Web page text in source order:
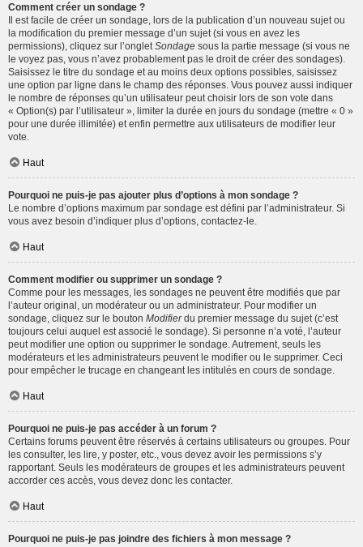
Comment créer un sondage ?
Il est facile de créer un sondage, lors de la publication d’un nouveau sujet ou
la modification du premier message d’un sujet (si vous en avez les
permissions), cliquez sur l’onglet Sondage sous la partie message (si vous ne
le voyez pas, vous n’avez probablement pas le droit de créer des sondages).
Saisissez le titre du sondage et au moins deux options possibles, saisissez
une option par ligne dans le champ des réponses. Vous pouvez aussi indiquer
le nombre de réponses qu’un utilisateur peut choisir lors de son vote dans
« Option(s) par l’utilisateur », limiter la durée en jours du sondage (mettre « 0 »
pour une durée illimitée) et enfin permettre aux utilisateurs de modifier leur
vote.
Haut
Pourquoi ne puis-je pas ajouter plus d’options à mon sondage ?
Le nombre d’options maximum par sondage est défini par l’administrateur. Si
vous avez besoin d’indiquer plus d’options, contactez-le.
Haut
Comment modifier ou supprimer un sondage ?
Comme pour les messages, les sondages ne peuvent être modifiés que par
l’auteur original, un modérateur ou un administrateur. Pour modifier un
sondage, cliquez sur le bouton Modifierdu premier message du sujet (c’est
toujours celui auquel est associé le sondage). Si personne n’a voté, l’auteur
peut modifier une option ou supprimer le sondage. Autrement, seuls les
modérateurs et les administrateurs peuvent le modifier ou le supprimer. Ceci
pour empêcher le trucage en changeant les intitulés en cours de sondage.
Haut
Pourquoi ne puis-je pas accéder à un forum ?
Certains forums peuvent être réservés à certains utilisateurs ou groupes. Pour
les consulter, les lire, y poster, etc., vous devez avoir les permissions s’y
rapportant. Seuls les modérateurs de groupes et les administrateurs peuvent
accorder ces accès, vous devez donc les contacter.
Haut
Pourquoi ne puis-je pas joindre des fichiers à mon message ?